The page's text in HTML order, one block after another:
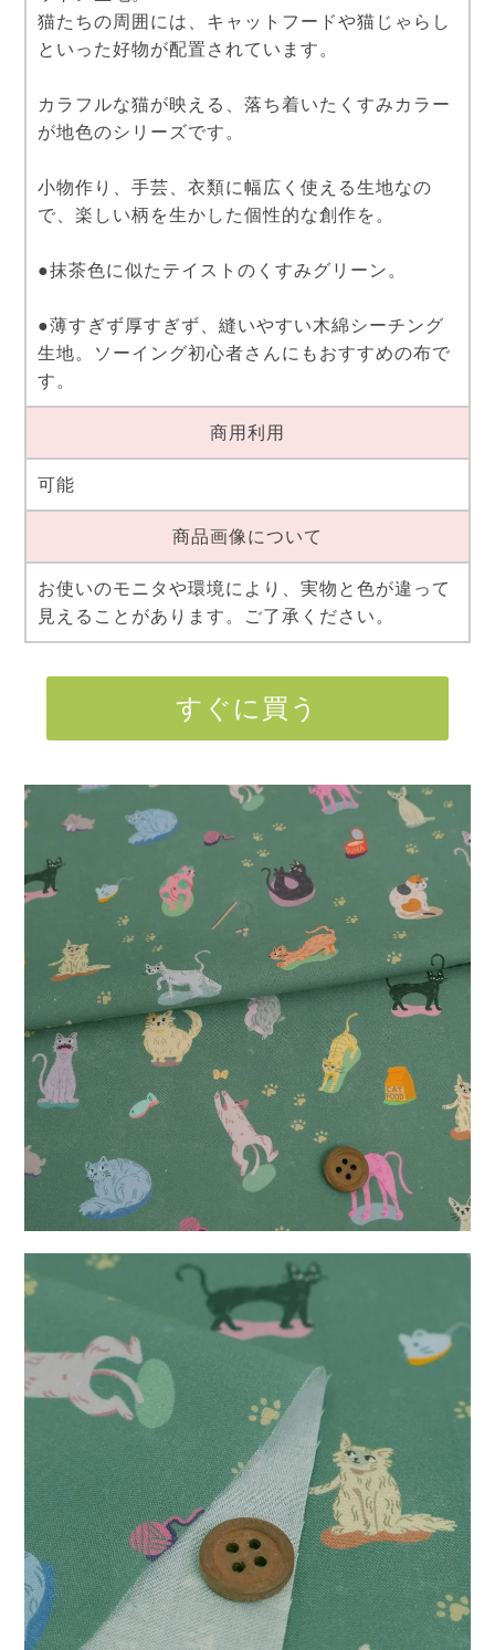
猫たちの周囲には、キャットフードや猫じゃらし
といった好物が配置されています。
カラフルな猫が映える、落ち着いたくすみカラー
が地色のシリーズです。
小物作り、手芸、衣類に幅広く使える生地なの
で、楽しい柄を生かした個性的な創作を。
●抹茶色に似たテイストのくすみグリーン。
●薄すぎず厚すぎず、縫いやすい木綿シーチング
生地。ソーイング初心者さんにもおすすめの布で
す。
商用利用
可能
商品画像について
お使いのモニタや環境により、実物と色が違って
見えることがあります。ご了承ください。
すぐに買う